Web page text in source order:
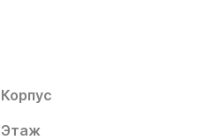
Корпус
Этаж